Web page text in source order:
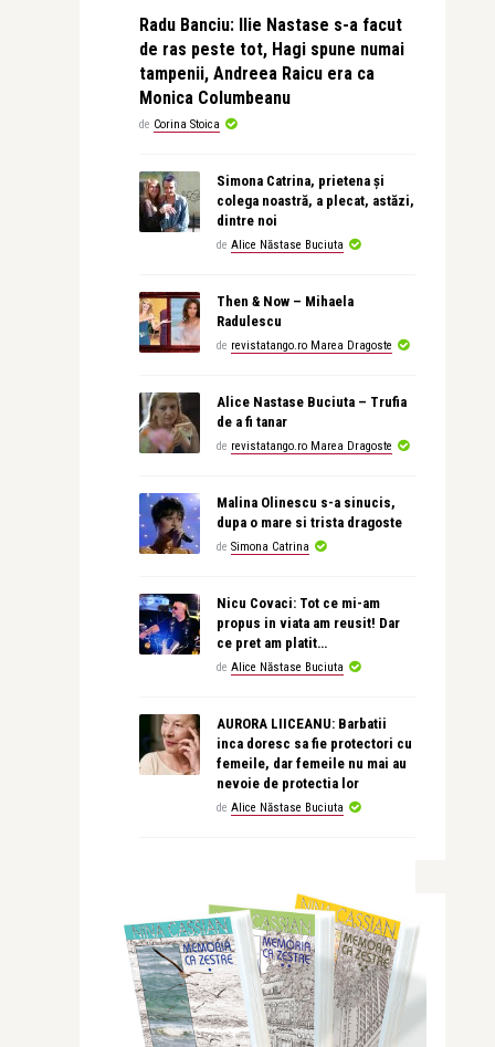
Radu Banciu: Ilie Nastase s-a facut
de ras peste tot, Hagi spune numai
tampenii, Andreea Raicu era ca
Monica Columbeanu
de Corina Stoica
Simona Catrina, prietena și
colega noastră, a plecat, astăzi,
dintre noi
de Alice Năstase Buciuta
Then & Now – Mihaela
Radulescu
de revistatango.ro Marea Dragoste
Alice Nastase Buciuta – Trufia
de a fi tanar
de revistatango.ro Marea Dragoste
Malina Olinescu s-a sinucis,
dupa o mare si trista dragoste
de Simona Catrina
Nicu Covaci: Tot ce mi-am
propus in viata am reusit! Dar
ce pret am platit…
de Alice Năstase Buciuta
AURORA LIICEANU: Barbatii
inca doresc sa fie protectori cu
femeile, dar femeile nu mai au
nevoie de protectia lor
de Alice Năstase Buciuta